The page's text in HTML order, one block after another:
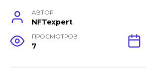
АВТОР
NFTexpert
ПРОСМОТРОВ
7